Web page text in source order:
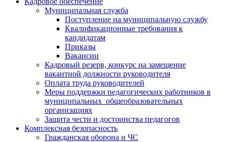
Муниципальная служба
Поступление на муниципальную службу
Квалификационные требования к
кандидатам
Приказы
Вакансии
Кадровый резерв, конкурс на замещение
вакантной должности руководителя
Оплата труда руководителей
Меры поддержки педагогических работников в
муниципальных общеобразовательных
организациях
Защита чести и достоинства педагогов
Комплексная безопасность
Гражданская оборона и ЧС